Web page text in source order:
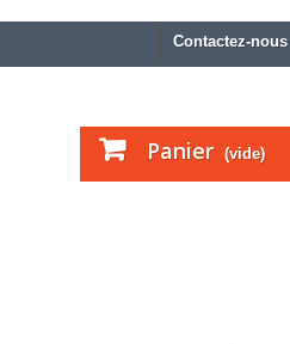
Contactez-nous
Panier (vide)